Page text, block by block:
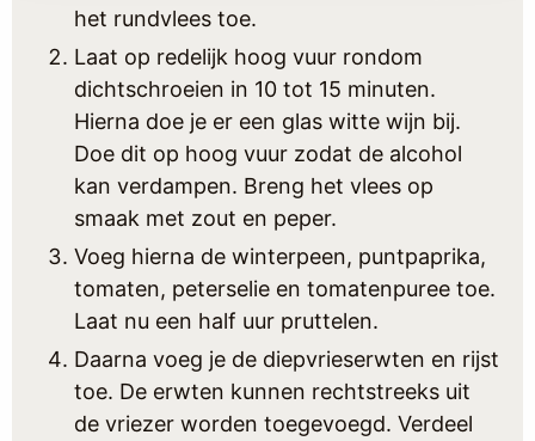
het rundvlees toe.
Laat op redelijk hoog vuur rondom
dichtschroeien in 10 tot 15 minuten.
Hierna doe je er een glas witte wijn bij.
Doe dit op hoog vuur zodat de alcohol
kan verdampen. Breng het vlees op
smaak met zout en peper.
Voeg hierna de winterpeen, puntpaprika,
tomaten, peterselie en tomatenpuree toe.
Laat nu een half uur pruttelen.
Daarna voeg je de diepvrieserwten en rijst
toe. De erwten kunnen rechtstreeks uit
de vriezer worden toegevoegd. Verdeel